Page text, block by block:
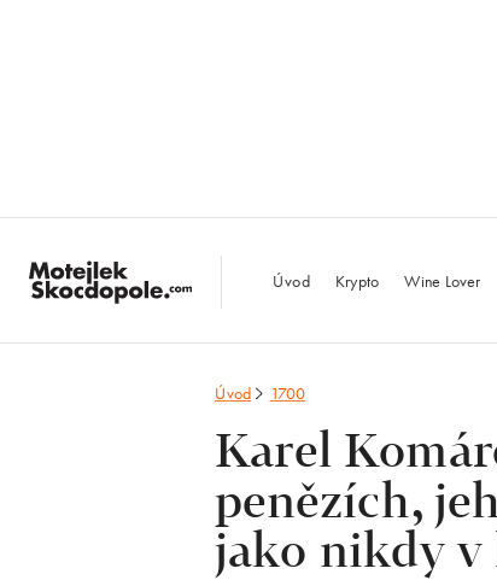
Úvod Krypto Wine Lover
Úvod 1700
Karel
penězích,
jako nikdy